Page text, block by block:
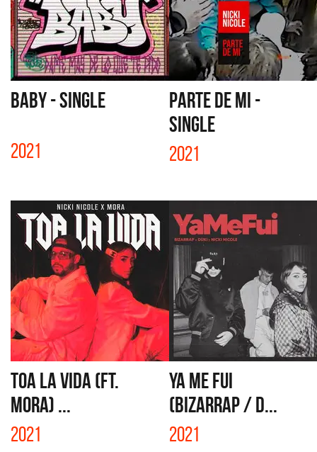
BABY - SINGLE
2021
PARTE DE MI -
SINGLE
2021
TOA LA VIDA (FT.
MORA) ...
2021
YA ME FUI
(BIZARRAP / D...
2021